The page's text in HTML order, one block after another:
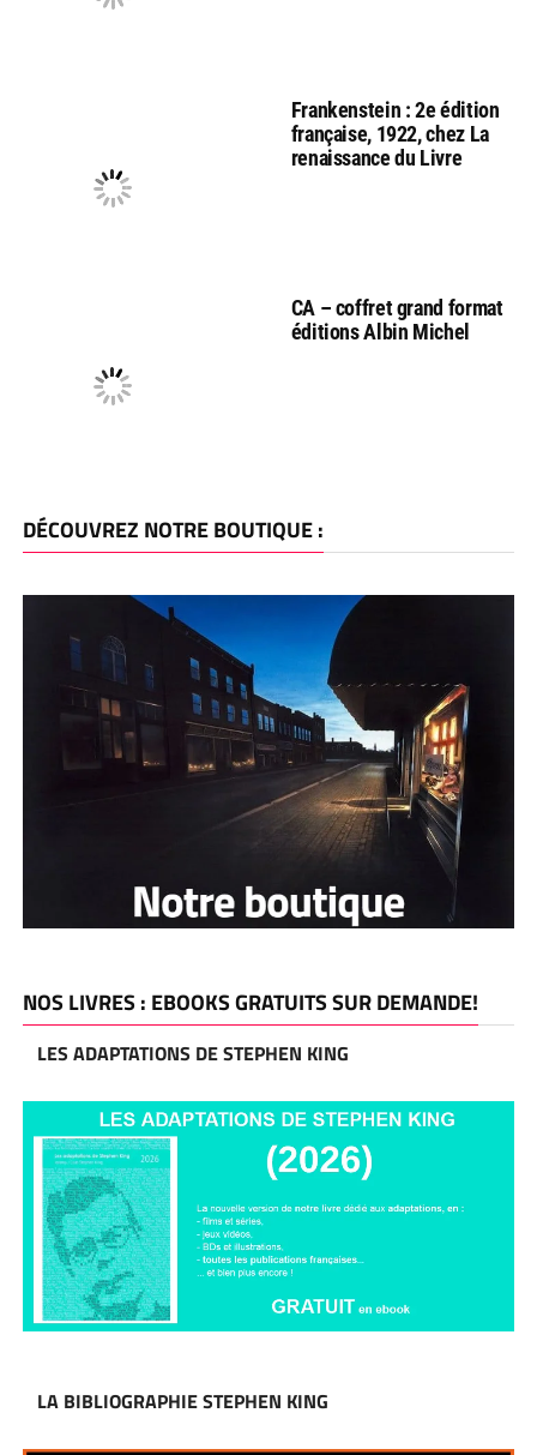
Frankenstein : 2e édition
française, 1922, chez La
renaissance du Livre
CA – coffret grand format
éditions Albin Michel
DÉCOUVREZ NOTRE BOUTIQUE :
NOS LIVRES : EBOOKS GRATUITS SUR DEMANDE!
LES ADAPTATIONS DE STEPHEN KING
LA BIBLIOGRAPHIE STEPHEN KING